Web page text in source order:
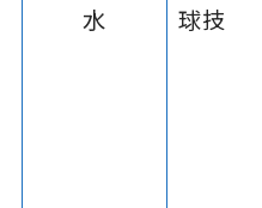
水 球技